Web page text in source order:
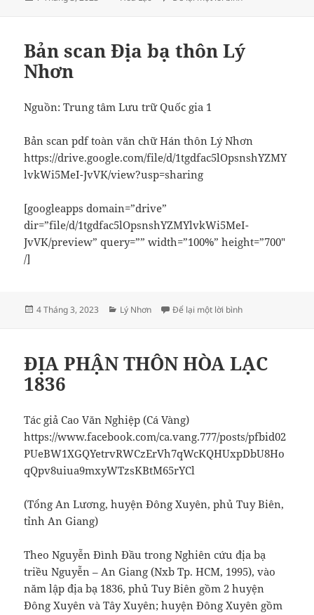
Bản scan Địa bạ thôn Lý
Nhơn
Nguồn: Trung tâm Lưu trữ Quốc gia 1
Bản scan pdf toàn văn chữ Hán thôn Lý Nhơn
https://drive.google.com/file/d/1tgdfac5lOpsnshYZMY
lvkWi5MeI-JvVK/view?usp=sharing
[googleapps domain=”drive”
dir=”file/d/1tgdfac5lOpsnshYZMYlvkWi5MeI-
JvVK/preview” query=”” width=”100%” height=”700″
/]
Đăng
4 Tháng 3, 2023
Danh
Lý Nhơn Để lại một lời bìnhở Bản scan Địa
ĐỊA PHẬN THÔN HÒA LẠC
1836
Tác giả Cao Văn Nghiệp (Cá Vàng)
https://www.facebook.com/ca.vang.777/posts/pfbid02
PUeBW1XGQYetrvRWCzErVh7qWcKQHUxpDbU8Ho
qQpv8uiua9mxyWTzsKBtM65rYCl
(Tổng An Lương, huyện Đông Xuyên, phủ Tuy Biên,
tỉnh An Giang)
Theo Nguyễn Đình Đầu trong Nghiên cứu địa bạ
triều Nguyễn – An Giang (Nxb Tp. HCM, 1995), vào
năm lập địa bạ 1836, phủ Tuy Biên gồm 2 huyện
Đông Xuyên và Tây Xuyên; huyện Đông Xuyên gồm